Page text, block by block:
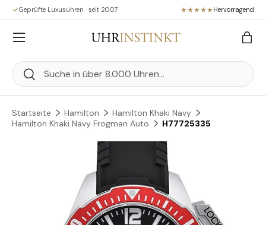
Direkt zum Inhalt
Geprüfte Luxusuhren · seit 2007 Hervorragend
Suchen
Suchen
Menü
Startseite Hamilton
Hamilton Khaki Navy
Hamilton Khaki Navy Frogman Auto
H77725335
Zu Produktinformationen springen